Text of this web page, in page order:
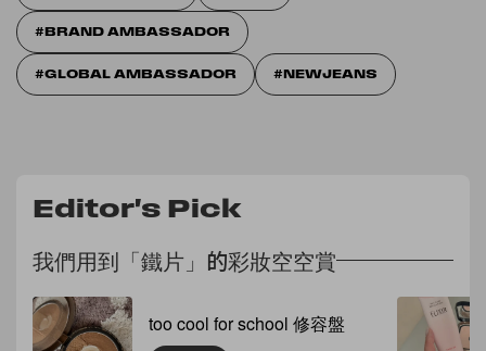
BRAND AMBASSADOR
GLOBAL AMBASSADOR NEWJEANS
Editor's Pick
我們用到「鐵片」的彩妝空空賞
too cool for school 修容盤